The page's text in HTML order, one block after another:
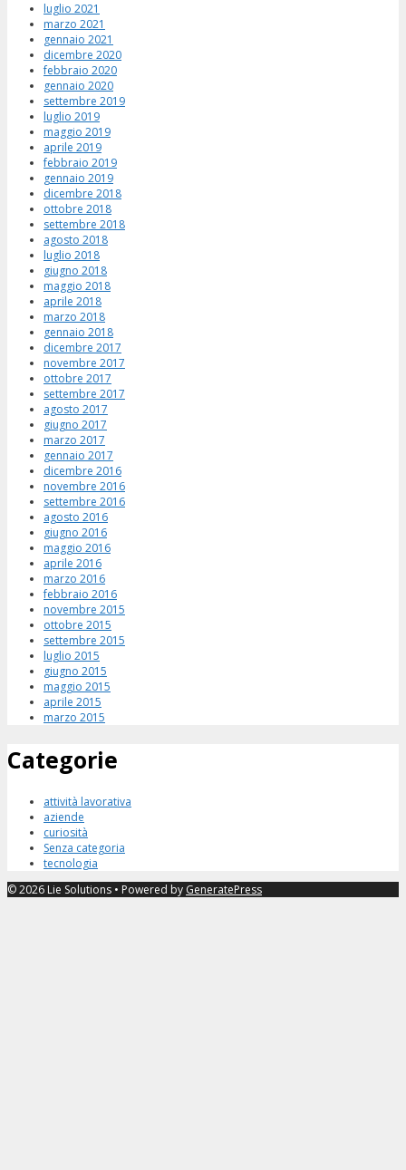
luglio 2021
marzo 2021
gennaio 2021
dicembre 2020
febbraio 2020
gennaio 2020
settembre 2019
luglio 2019
maggio 2019
aprile 2019
febbraio 2019
gennaio 2019
dicembre 2018
ottobre 2018
settembre 2018
agosto 2018
luglio 2018
giugno 2018
maggio 2018
aprile 2018
marzo 2018
gennaio 2018
dicembre 2017
novembre 2017
ottobre 2017
settembre 2017
agosto 2017
giugno 2017
marzo 2017
gennaio 2017
dicembre 2016
novembre 2016
settembre 2016
agosto 2016
giugno 2016
maggio 2016
aprile 2016
marzo 2016
febbraio 2016
novembre 2015
ottobre 2015
settembre 2015
luglio 2015
giugno 2015
maggio 2015
aprile 2015
marzo 2015
Categorie
attività lavorativa
aziende
curiosità
Senza categoria
tecnologia
© 2026 Lie Solutions • Powered by GeneratePress